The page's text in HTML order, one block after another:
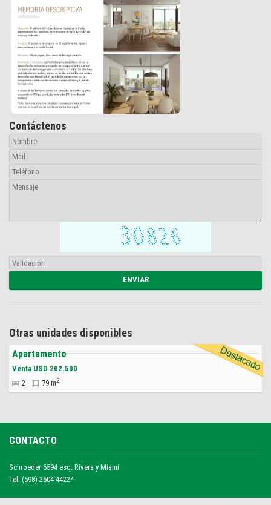
Contáctenos
Otras unidades disponibles
Apartamento
Venta USD 202.500
2
79 m2
CONTACTO
Schroeder 6594 esq. Rivera y Miami
Tel: (598) 2604 4422*